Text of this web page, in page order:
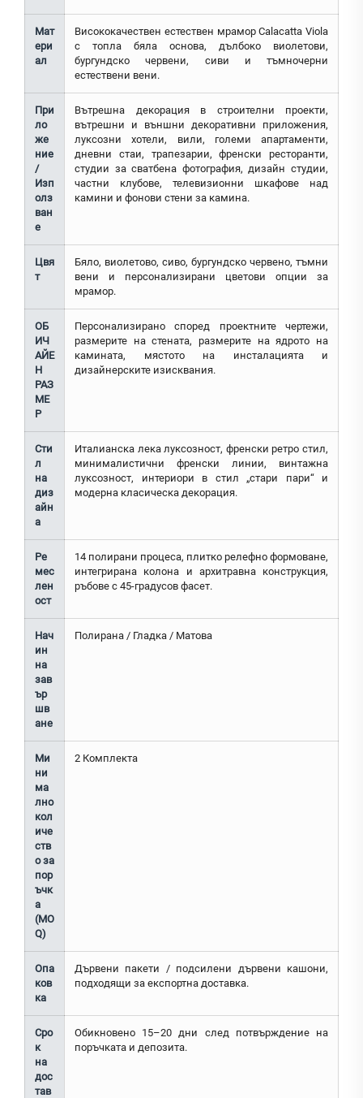
Мат
ери
ал
Висококачествен естествен мрамор Calacatta Viola
с топла бяла основа, дълбоко виолетови,
бургундско червени, сиви и тъмночерни
естествени вени.
При
ло
же
ние
/
Изп
олз
ван
е
Вътрешна декорация в строителни проекти,
вътрешни и външни декоративни приложения,
луксозни хотели, вили, големи апартаменти,
дневни стаи, трапезарии, френски ресторанти,
студии за сватбена фотография, дизайн студии,
частни клубове, телевизионни шкафове над
камини и фонови стени за камина.
Цвя
т
Бяло, виолетово, сиво, бургундско червено, тъмни
вени и персонализирани цветови опции за
мрамор.
ОБ
ИЧ
АЙЕ
Н
РАЗ
МЕ
Р
Персонализирано според проектните чертежи,
размерите на стената, размерите на ядрото на
камината, мястото на инсталацията и
дизайнерските изисквания.
Сти
л
на
диз
айн
а
Италианска лека луксозност, френски ретро стил,
минималистични френски линии, винтажна
луксозност, интериори в стил „стари пари“ и
модерна класическа декорация.
Ре
мес
лен
ост
14 полирани процеса, плитко релефно формоване,
интегрирана колона и архитравна конструкция,
ръбове с 45-градусов фасет.
Нач
ин
на
зав
ър
шв
ане
Полирана / Гладка / Матова
Ми
ни
ма
лно
кол
иче
ств
о за
пор
ъчк
а
(MO
Q)
2 Комплекта
Опа
ков
ка
Дървени пакети / подсилени дървени кашони,
подходящи за експортна доставка.
Сро
к
на
дос
тав
Обикновено 15–20 дни след потвърждение на
поръчката и депозита.